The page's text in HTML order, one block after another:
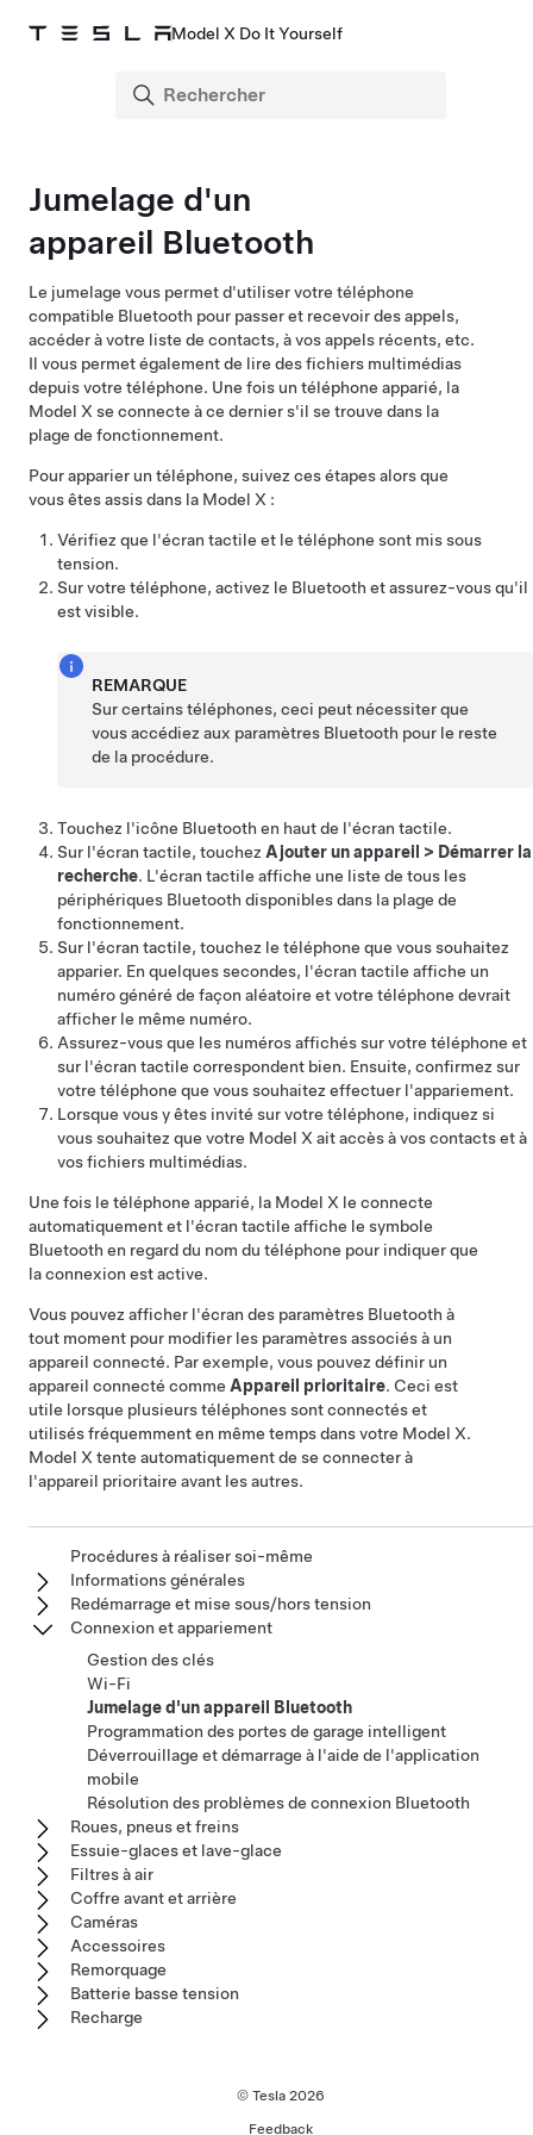
Model X Do It Yourself
Jumelage d'un
appareil Bluetooth
Le jumelage vous permet d'utiliser votre téléphone
compatible Bluetooth pour passer et recevoir des appels,
accéder à votre liste de contacts, à vos appels récents, etc.
Il vous permet également de lire des fichiers multimédias
depuis votre téléphone. Une fois un téléphone apparié, la
Model X se connecte à ce dernier s'il se trouve dans la
plage de fonctionnement.
Pour apparier un téléphone, suivez ces étapes alors que
vous êtes assis dans la Model X :
Vérifiez que l'écran tactile et le téléphone sont mis sous
tension.
Sur votre téléphone, activez le Bluetooth et assurez-vous qu'il
est visible.
REMARQUE
Sur certains téléphones, ceci peut nécessiter que
vous accédiez aux paramètres Bluetooth pour le reste
de la procédure.
Touchez l'icône Bluetooth en haut de l'écran tactile.
Sur l'écran tactile, touchez Ajouter un appareil > Démarrer la
recherche. L'écran tactile affiche une liste de tous les
périphériques Bluetooth disponibles dans la plage de
fonctionnement.
Sur l'écran tactile, touchez le téléphone que vous souhaitez
apparier. En quelques secondes, l'écran tactile affiche un
numéro généré de façon aléatoire et votre téléphone devrait
afficher le même numéro.
Assurez-vous que les numéros affichés sur votre téléphone et
sur l'écran tactile correspondent bien. Ensuite, confirmez sur
votre téléphone que vous souhaitez effectuer l'appariement.
Lorsque vous y êtes invité sur votre téléphone, indiquez si
vous souhaitez que votre Model X ait accès à vos contacts et à
vos fichiers multimédias.
Une fois le téléphone apparié, la Model X le connecte
automatiquement et l'écran tactile affiche le symbole
Bluetooth en regard du nom du téléphone pour indiquer que
la connexion est active.
Vous pouvez afficher l'écran des paramètres Bluetooth à
tout moment pour modifier les paramètres associés à un
appareil connecté. Par exemple, vous pouvez définir un
appareil connecté comme Appareil prioritaire. Ceci est
utile lorsque plusieurs téléphones sont connectés et
utilisés fréquemment en même temps dans votre Model X.
Model X tente automatiquement de se connecter à
l'appareil prioritaire avant les autres.
Procédures à réaliser soi-même
Informations générales
Redémarrage et mise sous/hors tension
Connexion et appariement
Gestion des clés
Wi-Fi
Jumelage d'un appareil Bluetooth
Programmation des portes de garage intelligent
Déverrouillage et démarrage à l'aide de l'application
mobile
Résolution des problèmes de connexion Bluetooth
Roues, pneus et freins
Essuie-glaces et lave-glace
Filtres à air
Coffre avant et arrière
Caméras
Accessoires
Remorquage
Batterie basse tension
Recharge
© Tesla 2026
Feedback